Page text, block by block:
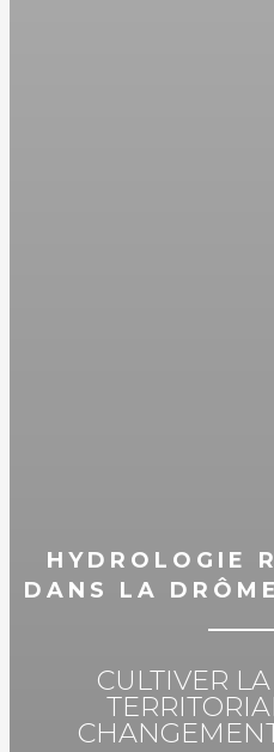
HYDROLOGIE
DANS LA
CULTIVER